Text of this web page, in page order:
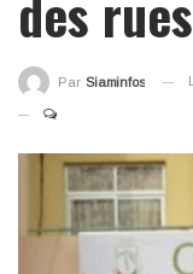
Par Siaminfos